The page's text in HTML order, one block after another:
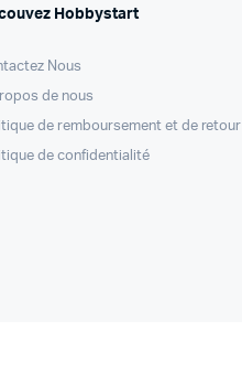
Hobbystart
Nous
de nous
de remboursement et de retour
de confidentialité